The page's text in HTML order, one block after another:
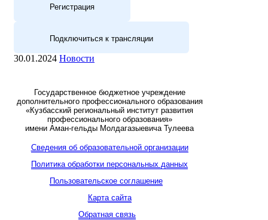
Регистрация
Подключиться к трансляции
30.01.2024 Новости
Государственное бюджетное учреждение
дополнительного профессионального образования
«Кузбасский региональный институт развития
профессионального образования»
имени Аман-гельды Молдагазыевича Тулеева
Сведения об образовательной организации
Политика обработки персональных данных
Пользовательское соглашение
Карта сайта
Обратная связь